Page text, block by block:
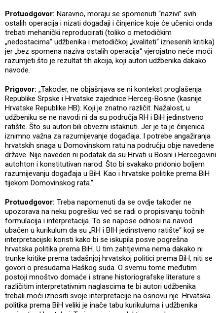
Protuodgovor: Naravno, moraju se spomenuti “nazivi” svih
ostalih operacija i nizati događaji i činjenice koje će učenici onda
trebati mehanički reproducirati (toliko o metodičkim
„nedostacima“ udžbenika i metodičkoj „kvaliteti“ iznesenih kritika)
jer „bez spomena naziva ostalih operacija“ vjerojatno neće moći
razumjeti što je rezultat tih akcija, koji autori udžbenika dakako
navode.
Prigovor: „Također, ne objašnjava se ni kontekst proglašenja
Republike Srpske i Hrvatske zajednice Herceg-Bosne (kasnije
Hrvatske Republike HB). Koji je znatno različit. Nažalost, u
udžbeniku se ne navodi ni da su područja RH i BiH jedinstveno
ratište. Što su autori bili obvezni istaknuti. Jer je ta je činjenica
iznimno važna za razumijevanje događaja. I potrebe angažiranja
hrvatskih snaga u Domovinskom ratu na području obje navedene
države. Nije naveden ni podatak da su Hrvati u Bosni i Hercegovini
autohton i konstitutivan narod. Što bi svakako pridonio boljem
razumijevanju događaja u BiH. Kao i hrvatske politike prema BiH
tijekom Domovinskog rata.“
Protuodgovor: Treba napomenuti da se ovdje također ne
upozorava na neku pogrešku već se radi o propisivanju točnih
formulacija i interpretacija. To se napose odnosi na navod
ubačen u kurikulum da su „RH i BIH jedinstveno ratište“ koji se
interpretacijski koristi kako bi se iskupila posve pogrešna
hrvatska politika prema BiH. U tim zahtjevima nema dakako ni
trunke kritike prema tadašnjoj hrvatskoj politici prema BiH, niti se
govori o presudama Haškog suda. O svemu tome međutim
postoji mnoštvo domaće i strane historiografske literature s
različitim interpretativnim naglascima te bi autori udžbenika
trebali moći iznositi svoje interpretacije na osnovu nje. Hrvatska
politika prema BiH veliki je inače tabu kurikuluma i udžbenika